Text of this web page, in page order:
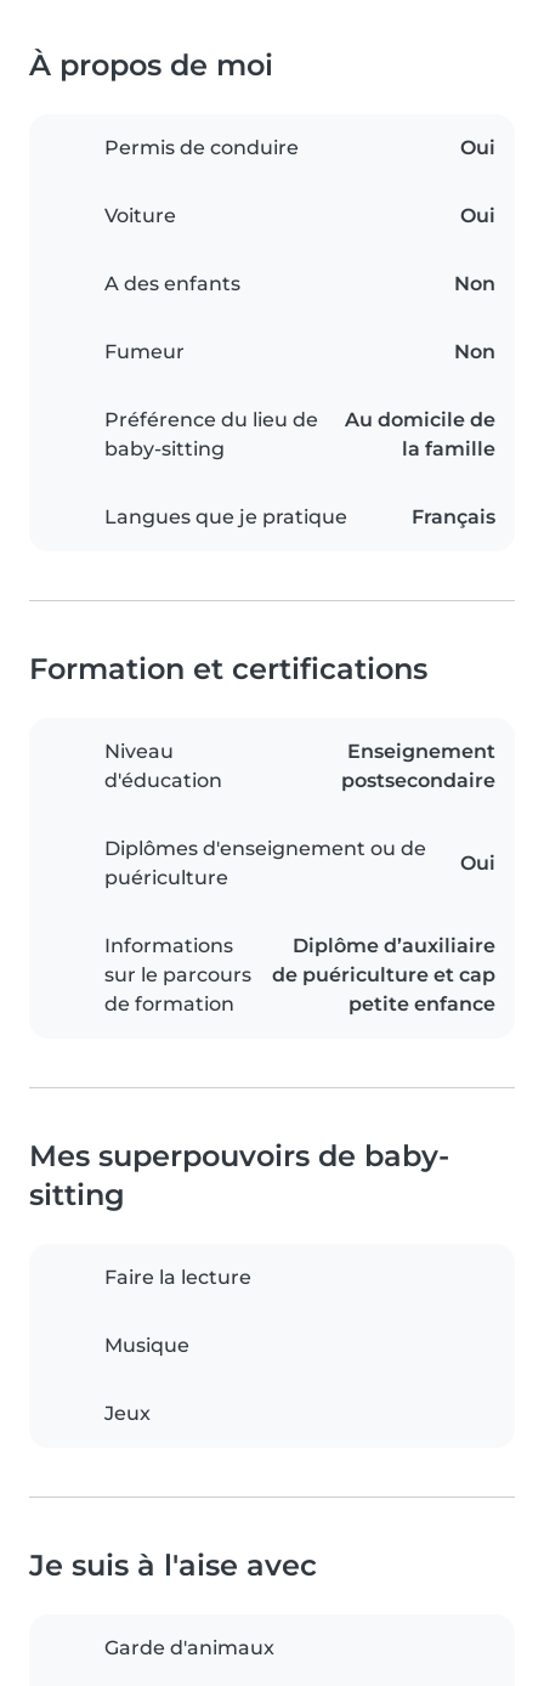
À propos de moi
Permis de conduire Oui
Voiture Oui
A des enfants Non
Fumeur Non
Préférence du lieu de
baby-sitting
Au domicile de
la famille
Langues que je pratique Français
Formation et certifications
Niveau
d'éducation
Enseignement
postsecondaire
Diplômes d'enseignement ou de
puériculture
Oui
Informations
sur le parcours
de formation
Diplôme d’auxiliaire
de puériculture et cap
petite enfance
Mes superpouvoirs de baby-
sitting
Faire la lecture
Musique
Jeux
Je suis à l'aise avec
Garde d'animaux